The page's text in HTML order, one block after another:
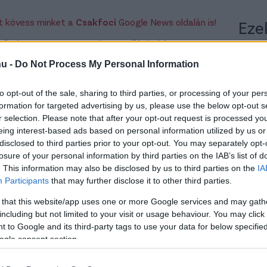
- Do Not Process My Personal Information
opt-out of the sale, sharing to third parties, or processing of your
for targeted advertising by us, please use the below opt-out
selection. Please note that after your opt-out request is processed
interest-based ads based on personal information utilized by us
to third parties prior to your opt-out. You may separately
of your personal information by third parties on the IAB’s list of
This information may also be disclosed by us to third parties on the
Participants that may further disclose it to other third parties.
that this website/app uses one or more Google services and may
but not limited to your visit or usage behaviour. You may
to Google and its third-party tags to use your data for below
consent section.
kövess minket a Csakfoci Google News oldalán is!
fokozza az együttműködést
a koncentrációs képességet, ami
számára. Olyan készségeket
a színek felismerése, és nem utolsósorban
játék közben a gyerekek türelmet is
a sorukra. Ez pedig hosszú távon a
is kihat.
A felnőttek számára a játékok akár
a mentális frissesség megőrzését
esetében közös célért dolgozunk, ami
ami a munkahelyi környezetben vagy
válik.